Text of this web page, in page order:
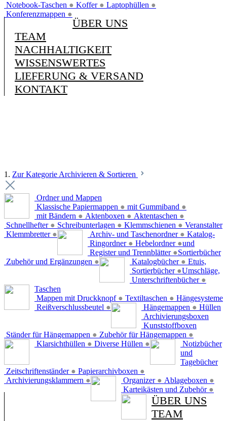
Notebook-Taschen ● Koffer ● Laptophüllen ●
Konferenzmappen ●
ÜBER UNS
TEAM
NACHHALTIGKEIT
WISSENSWERTES
LIEFERUNG & VERSAND
KONTAKT
1. Zur Kategorie Archivieren & Sortieren
Ordner und Mappen
Klassische Papiermappen ● mit Gummiband ●
mit Bändern ● Aktenboxen ● Aktentaschen ●
Schnellhefter ● Schreibunterlagen ● Klemmschienen ●
Klemmbretter ●
Veranstalter
Archiv- und Taschenordner ●
Ringordner ● Hebelordner ●
Register und Trennblätter ●
Zubehör und Ergänzungen ●
Katalog-
und
Sortierbücher
Katalogbücher ●
Sortierbücher ●
Unterschriftenbücher ●
Etuis,
Umschläge,
Taschen
Mappen mit Druckknopf ● Textiltaschen ●
Reißverschlussbeutel ●
Hängesysteme
Hängemappen ●
Ständer für Hängemappen ● Zubehör für Hängemappen ●
Hüllen
Klarsichthüllen ● Diverse Hüllen ●
Archivierungsboxen
Zeitschriftenständer ● Papierarchivboxen ●
Archivierungsklammern ●
Kunststoffboxen
Organizer ● Ablageboxen ●
Karteikästen und Zubehör ●
Notizbücher
und
Tagebücher
ÜBER UNS
TEAM